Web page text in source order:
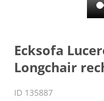
Ecksofa
Longchair
ID 135887